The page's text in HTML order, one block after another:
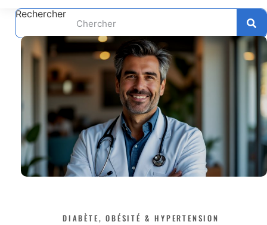
Rechercher
DIABÈTE, OBÉSITÉ & HYPERTENSION